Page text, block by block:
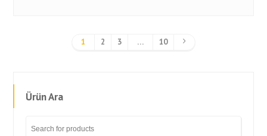
1 2 3 … 10
Ürün Ara